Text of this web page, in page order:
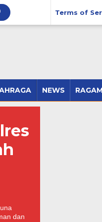
Terms of
NEWS RAGAM
dan